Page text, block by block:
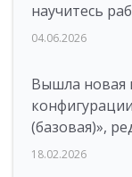
научитесь
04.06.2026
Вышла новая
(базовая)»,
18.02.2026